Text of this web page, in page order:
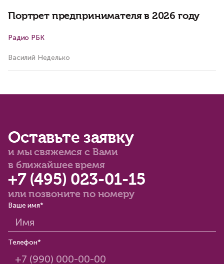
Портрет предпринимателя в 2026 году
Радио РБК
Василий Неделько
Оставьте заявку
и мы свяжемся с Вами
в ближайшее время
+7 (495) 023-01-15
или позвоните по номеру
Ваше имя*
Телефон*